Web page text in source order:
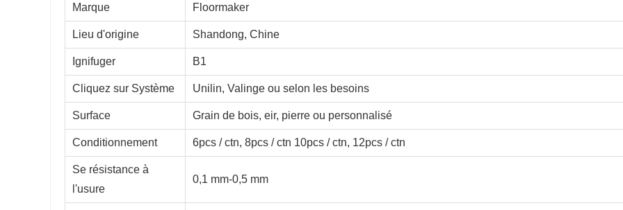
Marque Floormaker
Lieu d'origine Shandong, Chine
Ignifuger B1
Cliquez sur Système Unilin, Valinge ou selon les besoins
Surface Grain de bois, eir, pierre ou personnalisé
Conditionnement 6pcs / ctn, 8pcs / ctn 10pcs / ctn, 12pcs / ctn
Se résistance à
l'usure
0,1 mm-0,5 mm